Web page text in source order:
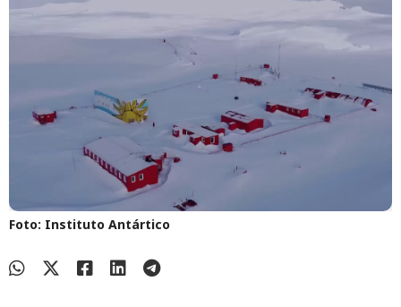
Foto: Instituto Antártico